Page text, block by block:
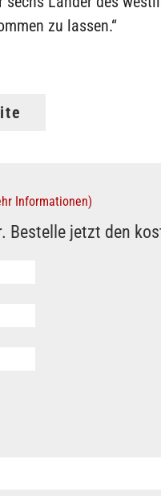
zu lassen.“
Informationen)
Bestelle jetzt den